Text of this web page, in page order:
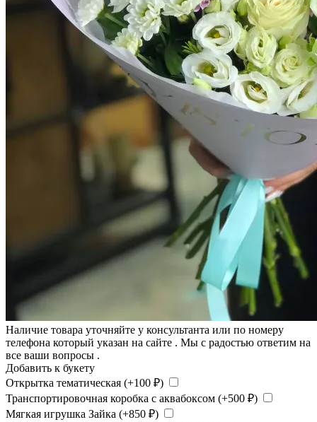
Наличие товара уточняйте у консультанта или по номеру
телефона который указан на сайте . Мы с радостью ответим на
все ваши вопросы .
Добавить к букету
Открытка тематическая (+100 ₽)
Транспортировочная коробка с аквабоксом (+500 ₽)
Мягкая игрушка Зайка (+850 ₽)